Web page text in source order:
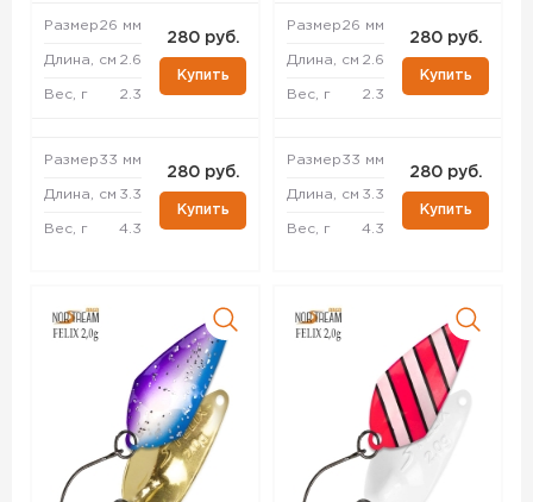
Размер26 мм
Длина, см 2.6
Вес, г 2.3
280 руб.
Купить
Размер33 мм
Длина, см 3.3
Вес, г 4.3
280 руб.
Купить
Размер26 мм
Длина, см 2.6
Вес, г 2.3
280 руб.
Купить
Размер33 мм
Длина, см 3.3
Вес, г 4.3
280 руб.
Купить